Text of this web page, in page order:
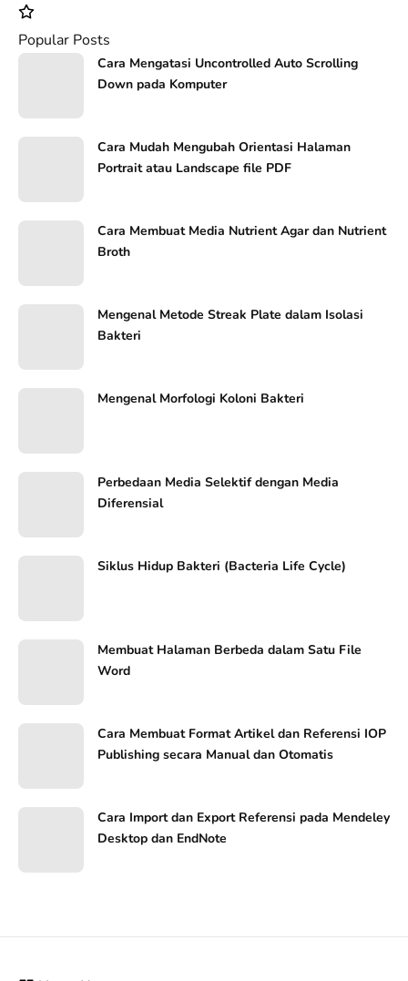
Popular Posts
Cara Mengatasi Uncontrolled Auto Scrolling
Down pada Komputer
Cara Mudah Mengubah Orientasi Halaman
Portrait atau Landscape file PDF
Cara Membuat Media Nutrient Agar dan Nutrient
Broth
Mengenal Metode Streak Plate dalam Isolasi
Bakteri
Mengenal Morfologi Koloni Bakteri
Perbedaan Media Selektif dengan Media
Diferensial
Siklus Hidup Bakteri (Bacteria Life Cycle)
Membuat Halaman Berbeda dalam Satu File
Word
Cara Membuat Format Artikel dan Referensi IOP
Publishing secara Manual dan Otomatis
Cara Import dan Export Referensi pada Mendeley
Desktop dan EndNote